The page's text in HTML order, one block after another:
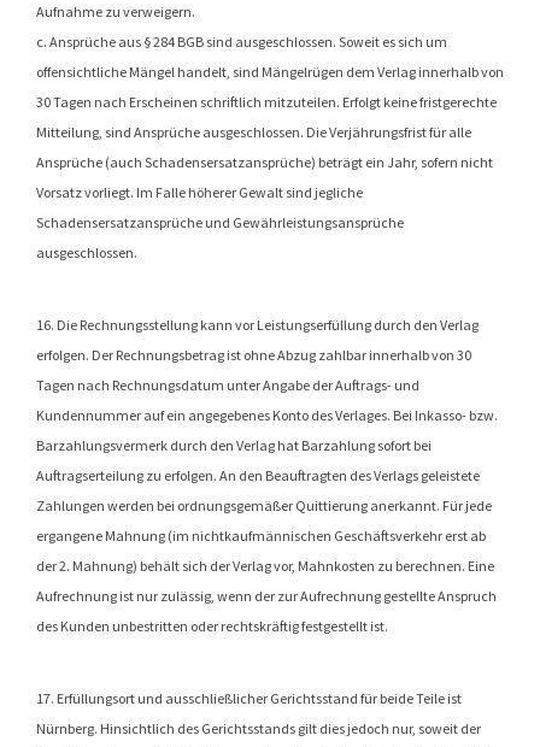
Aufnahme zu verweigern.
c. Ansprüche aus § 284 BGB sind ausgeschlossen. Soweit es sich um
offensichtliche Mängel handelt, sind Mängelrügen dem Verlag innerhalb von
30 Tagen nach Erscheinen schriftlich mitzuteilen. Erfolgt keine fristgerechte
Mitteilung, sind Ansprüche ausgeschlossen. Die Verjährungsfrist für alle
Ansprüche (auch Schadensersatzansprüche) beträgt ein Jahr, sofern nicht
Vorsatz vorliegt. Im Falle höherer Gewalt sind jegliche
Schadensersatzansprüche und Gewährleistungsansprüche
ausgeschlossen.
16. Die Rechnungsstellung kann vor Leistungserfüllung durch den Verlag
erfolgen. Der Rechnungsbetrag ist ohne Abzug zahlbar innerhalb von 30
Tagen nach Rechnungsdatum unter Angabe der Auftrags- und
Kundennummer auf ein angegebenes Konto des Verlages. Bei Inkasso- bzw.
Barzahlungsvermerk durch den Verlag hat Barzahlung sofort bei
Auftragserteilung zu erfolgen. An den Beauftragten des Verlags geleistete
Zahlungen werden bei ordnungsgemäßer Quittierung anerkannt. Für jede
ergangene Mahnung (im nichtkaufmännischen Geschäftsverkehr erst ab
der 2. Mahnung) behält sich der Verlag vor, Mahnkosten zu berechnen. Eine
Aufrechnung ist nur zulässig, wenn der zur Aufrechnung gestellte Anspruch
des Kunden unbestritten oder rechtskräftig festgestellt ist.
17. Erfüllungsort und ausschließlicher Gerichtsstand für beide Teile ist
Nürnberg. Hinsichtlich des Gerichtsstands gilt dies jedoch nur, soweit der